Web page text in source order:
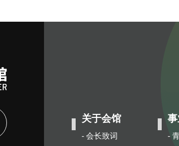
关于会馆
- 会长致词 -